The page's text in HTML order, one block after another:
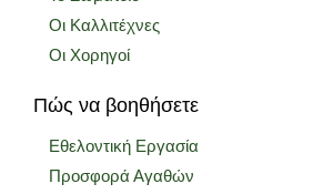
Οι Καλλιτέχνες
Οι Χορηγοί
Πώς να βοηθήσετε
Εθελοντική Εργασία
Προσφορά Αγαθών